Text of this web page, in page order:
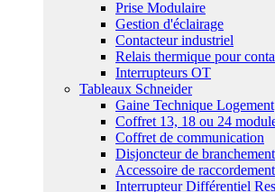
Prise Modulaire
Gestion d'éclairage
Contacteur industriel
Relais thermique pour
Interrupteurs OT
Tableaux Schneider
Gaine Technique Logement
Coffret 13, 18 ou 24
Coffret de communication
Disjoncteur de branchement
Accessoire de raccordement
Interrupteur Différentiel